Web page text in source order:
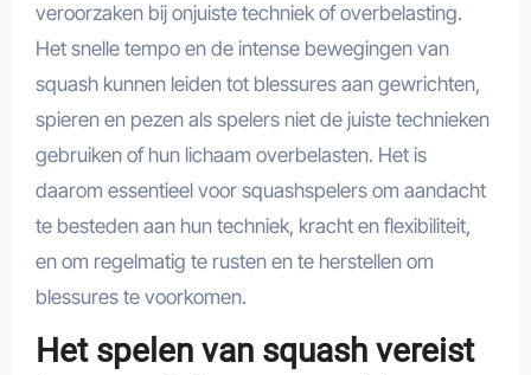
veroorzaken bij onjuiste techniek of overbelasting.
Het snelle tempo en de intense bewegingen van
squash kunnen leiden tot blessures aan gewrichten,
spieren en pezen als spelers niet de juiste technieken
gebruiken of hun lichaam overbelasten. Het is
daarom essentieel voor squashspelers om aandacht
te besteden aan hun techniek, kracht en flexibiliteit,
en om regelmatig te rusten en te herstellen om
blessures te voorkomen.
Het spelen van squash vereist